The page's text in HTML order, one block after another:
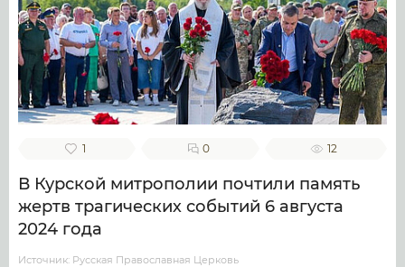
1 0 12
В Курской митрополии почтили память
жертв трагических событий 6 августа
2024 года
Источник: Русская Православная Церковь